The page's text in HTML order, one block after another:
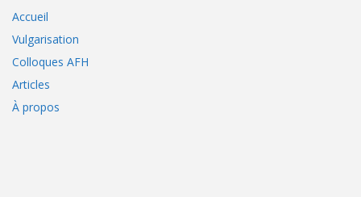
Accueil
Vulgarisation
Colloques AFH
Articles
À propos